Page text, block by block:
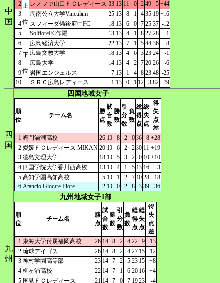
中
国
上
位
2
レノファ山口ＦＣレディース 33 13 11 0 2 49 5 +44
3
周南公立大学Vinculum 25 13 8 1 4 35 19 +16
4
スフィーダ備後府中FC 18 13 6 0 7 25 37 -12
5
SolfioreFC作陽 13 13 4 1 8 27 28
-1
6
下
位
広島経済大学 22 13 7 1 5 44 36
+8
7
広島文教大学 18 13 4 6 3 23 24
-1
8
広島大学 14 13 4 2 7 20 26
-6
9
岩国エンジェルス 7 13 1 4 8 23 48 -25
10
ＳＲＣ広島レディース 1 13 0 1 12 3 82 -79
四
国
四国地域女子
順
位
チーム名
勝
点
試
合
数
勝
数
引
分
数
負
数
総
得
点
総
失
点
得
失
点
差
1 鳴門渦潮高校 26 10 8 2 0 36 8 +28
2 愛媛ＦＣレディース MIKAN 20 10 6 2 2 30 11 +19
3 徳島文理大学 18 10 5 3 2 20 10 +10
4 四国学院大学香川西高校 13 10 4 1 5 13 16
-3
5 高知学園高知高校 5 10 1 2 7 10 28 -18
6 Arancio Giocare Fiore 2 10 0 2 8 3 39 -36
九
州
九州地域女子1部
順
位
チーム名
勝
点
試
合
数
勝
数
引
分
数
負
数
総
得
点
総
失
点
得
失
点
差
1 東海大学付属福岡高校 26 14 8 2 4 22 9 +13
2 琉球デイゴス 26 14 8 2 4 27 15 +12
3 神村学園高等部 23 14 7 2 5 23 15
+8
4 柳ヶ浦高校 22 14 7 1 6 20 16
+4
5 国見ＦＣレディース 21 14 7 0 7 19 23
-4